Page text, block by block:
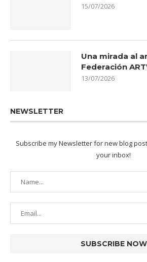
15/07/2026
Una mirada al
Federación
13/07/2026
NEWSLETTER
Subscribe my Newsletter for new blog
your inbox!